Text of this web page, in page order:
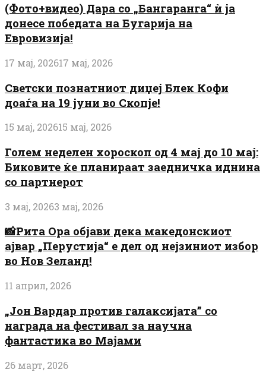
(Фото+видео) Дара со „Бангаранга“ ѝ ја
донесе победата на Бугарија на
Евровизија!
17 мај, 202617 мај, 2026
Светски познатниот диџеј Блек Кофи
доаѓа на 19 јуни во Скопје!
15 мај, 202615 мај, 2026
Голем неделен хороскоп од 4 мај до 10 мај:
Биковите ќе планираат заедничка иднина
со партнерот
3 мај, 20263 мај, 2026
📸Рита Ора објави дека македонскиот
ајвар „Перустија“ е дел од нејзиниот избор
во Нов Зеланд!
11 април, 2026
„Јон Вардар против галаксијата” со
награда на фестивал за научна
фантастика во Мајами
26 март, 2026